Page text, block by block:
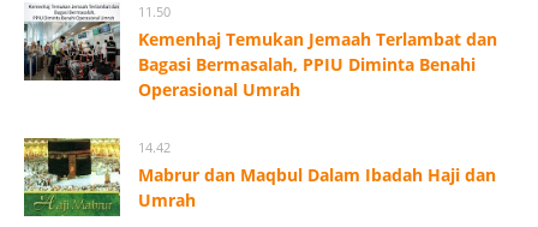
11.50
Kemenhaj Temukan Jemaah Terlambat dan
Bagasi Bermasalah, PPIU Diminta Benahi
Operasional Umrah
14.42
Mabrur dan Maqbul Dalam Ibadah Haji dan
Umrah